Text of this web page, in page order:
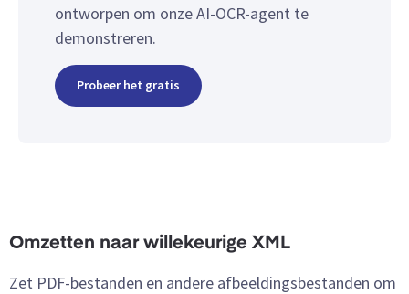
ontworpen om onze AI-OCR-agent te
demonstreren.
Probeer het gratis
Omzetten naar willekeurige XML
Zet PDF-bestanden en andere afbeeldingsbestanden om